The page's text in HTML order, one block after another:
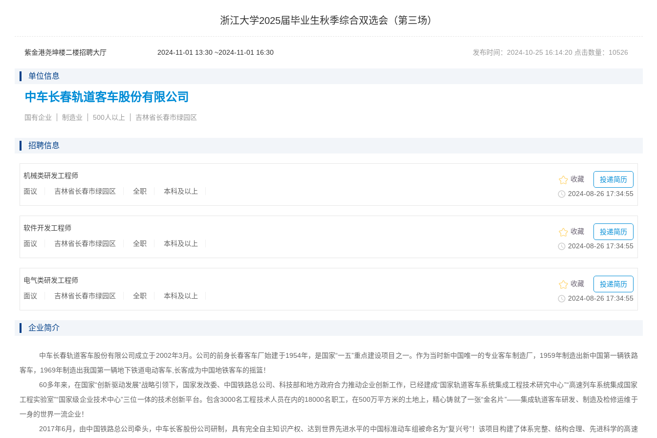
浙江大学2025届毕业生秋季综合双选会（第三场）
紫金港尧坤楼二楼招聘大厅 2024-11-0113:30~2024-11-0116:30 发布时间：2024-10-2516:14:20点击数量：10526
单位信息
中车长春轨道客车股份有限公司
国有企业 制造业 500人以上 吉林省长春市绿园区
招聘信息
机械类研发工程师
面议 吉林省长春市绿园区 全职 本科及以上
收藏
投递简历
2024-08-2617:34:55
软件开发工程师
面议 吉林省长春市绿园区 全职 本科及以上
收藏
投递简历
2024-08-2617:34:55
电气类研发工程师
面议 吉林省长春市绿园区 全职 本科及以上
收藏
投递简历
2024-08-2617:34:55
企业简介
中车长春轨道客车股份有限公司成立于2002年3月。公司的前身长春客车厂始建于1954年，是国家“一五”重点建设项目之一。作为当时新中国唯一的专业客车制造厂， 1959年制造出新中国第一辆铁路
客车， 1969年制造出我国第一辆地下铁道电动客车, 长客成为中国地铁客车的摇篮！
60多年来，在国家“创新驱动发展”战略引领下，国家发改委、中国铁路总公司、科技部和地方政府合力推动企业创新工作，已经建成“国家轨道客车系统集成工程技术研究中心”“高速列车系统集成国家
工程实验室”“国家级企业技术中心”三位一体的技术创新平台。包含3000名工程技术人员在内的18000名职工，在500万平方米的土地上，精心铸就了一张“金名片”——集成轨道客车研发、制造及检修运维于
一身的世界一流企业！
2017年6月，由中国铁路总公司牵头，中车长客股份公司研制，具有完全自主知识产权、达到世界先进水平的中国标准动车组被命名为“复兴号”！该项目构建了体系完整、结构合理、先进科学的高速